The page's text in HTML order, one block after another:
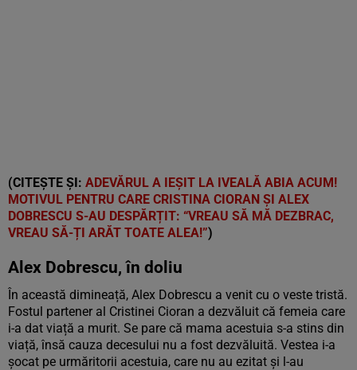
(CITEȘTE ȘI: ADEVĂRUL A IEȘIT LA IVEALĂ ABIA ACUM!
MOTIVUL PENTRU CARE CRISTINA CIORAN ȘI ALEX
DOBRESCU S-AU DESPĂRȚIT: “VREAU SĂ MĂ DEZBRAC,
VREAU SĂ-ȚI ARĂT TOATE ALEA!”)
Alex Dobrescu, în doliu
În această dimineață, Alex Dobrescu a venit cu o veste tristă.
Fostul partener al Cristinei Cioran a dezvăluit că femeia care
i-a dat viață a murit. Se pare că mama acestuia s-a stins din
viață, însă cauza decesului nu a fost dezvăluită. Vestea i-a
șocat pe urmăritorii acestuia, care nu au ezitat și l-au